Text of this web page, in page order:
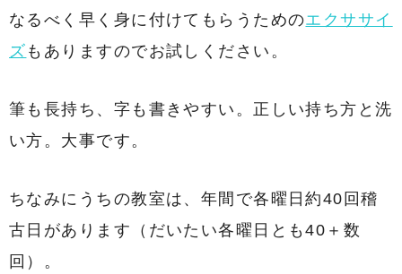
なるべく早く身に付けてもらうためのエクササイ
ズ もありますのでお試しください。
筆も長持ち、字も書きやすい。正しい持ち方と洗
い方。大事です。
ちなみにうちの教室は、年間で各曜日約40回稽
古日があります（だいたい各曜日とも40＋数
回）。